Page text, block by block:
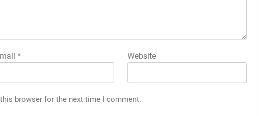
* Website
browser for the next time I comment.